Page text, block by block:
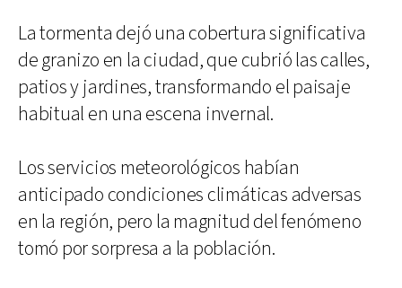
La tormenta dejó una cobertura significativa
de granizo en la ciudad, que cubrió las calles,
patios y jardines, transformando el paisaje
habitual en una escena invernal.
Los servicios meteorológicos habían
anticipado condiciones climáticas adversas
en la región, pero la magnitud del fenómeno
tomó por sorpresa a la población.